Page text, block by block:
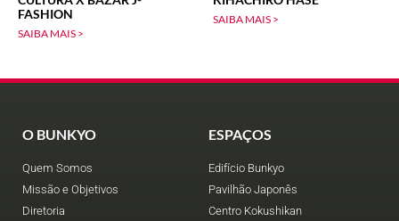
FASHION
SAIBA MAIS >
SAIBA MAIS >
O BUNKYO
Quem Somos
Missão e Objetivos
Diretoria
ESPAÇOS
Edifício Bunkyo
Pavilhão Japonês
Centro Kokushikan